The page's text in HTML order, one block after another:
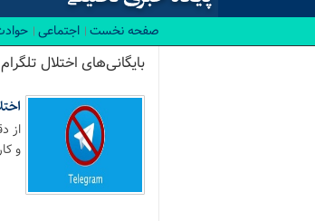
صفحه نخست اجتماعی
بایگانی‌های اختلال
از
و